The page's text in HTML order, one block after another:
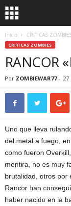
Inicio CRITICAS
CRITICAS ZOMBIES
RANCOR
Por ZOMBIEWAR77- 27
Uno que lleva
del metal a fuego,
como fueron
mentira, no es muy
brutalidad, otros por
Rancor han
haber nacido en la